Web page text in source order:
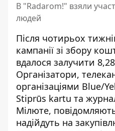
В "Radarom!" взяли
людей
Після чотирьох
кампанії зі збору
вдалося залучити
Організатори,
організаціями Blue/
Stiprūs kartu та
Мілюте,
надійдуть на